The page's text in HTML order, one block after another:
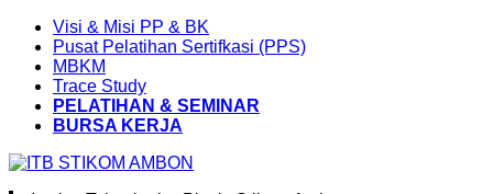
Visi & Misi PP & BK
Pusat Pelatihan Sertifkasi (PPS)
MBKM
Trace Study
PELATIHAN & SEMINAR
BURSA KERJA